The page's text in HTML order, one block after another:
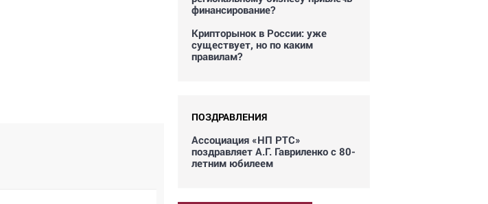
финансирование?
Крипторынок в России: уже
существует, но по каким
правилам?
ПОЗДРАВЛЕНИЯ
Ассоциация «НП РТС»
поздравляет А.Г. Гавриленко с 80-
летним юбилеем